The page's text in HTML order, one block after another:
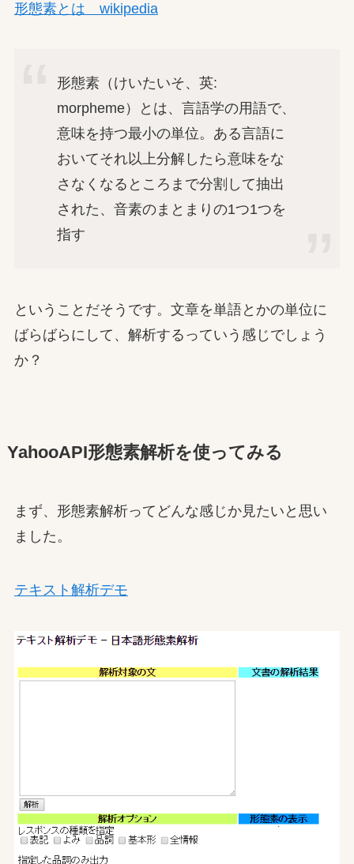
形態素とは wikipedia
形態素（けいたいそ、英:
morpheme）とは、言語学の用語で、
意味を持つ最小の単位。ある言語に
おいてそれ以上分解したら意味をな
さなくなるところまで分割して抽出
された、音素のまとまりの1つ1つを
指す
ということだそうです。文章を単語とかの単位に
ばらばらにして、解析するっていう感じでしょう
か？
YahooAPI形態素解析を使ってみる
まず、形態素解析ってどんな感じか見たいと思い
ました。
テキスト解析デモ